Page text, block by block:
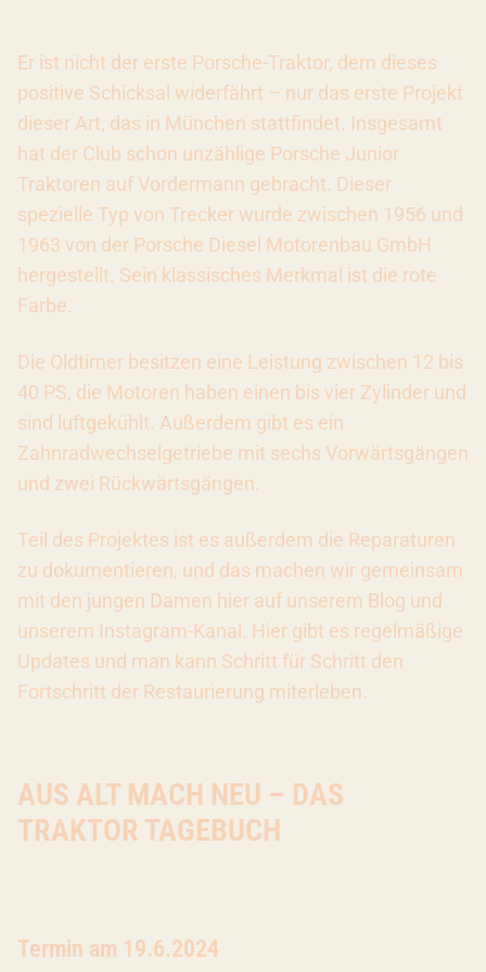
Er ist nicht der erste Porsche-Traktor, dem dieses
positive Schicksal widerfährt – nur das erste Projekt
dieser Art, das in München stattfindet. Insgesamt
hat der Club schon unzählige Porsche Junior
Traktoren auf Vordermann gebracht. Dieser
spezielle Typ von Trecker wurde zwischen 1956 und
1963 von der Porsche Diesel Motorenbau GmbH
hergestellt. Sein klassisches Merkmal ist die rote
Farbe.
Die Oldtimer besitzen eine Leistung zwischen 12 bis
40 PS, die Motoren haben einen bis vier Zylinder und
sind luftgekühlt. Außerdem gibt es ein
Zahnradwechselgetriebe mit sechs Vorwärtsgängen
und zwei Rückwärtsgängen.
Teil des Projektes ist es außerdem die Reparaturen
zu dokumentieren, und das machen wir gemeinsam
mit den jungen Damen hier auf unserem Blog und
unserem Instagram-Kanal. Hier gibt es regelmäßige
Updates und man kann Schritt für Schritt den
Fortschritt der Restaurierung miterleben.
AUS ALT MACH NEU – DAS
TRAKTOR TAGEBUCH
Termin am 19.6.2024